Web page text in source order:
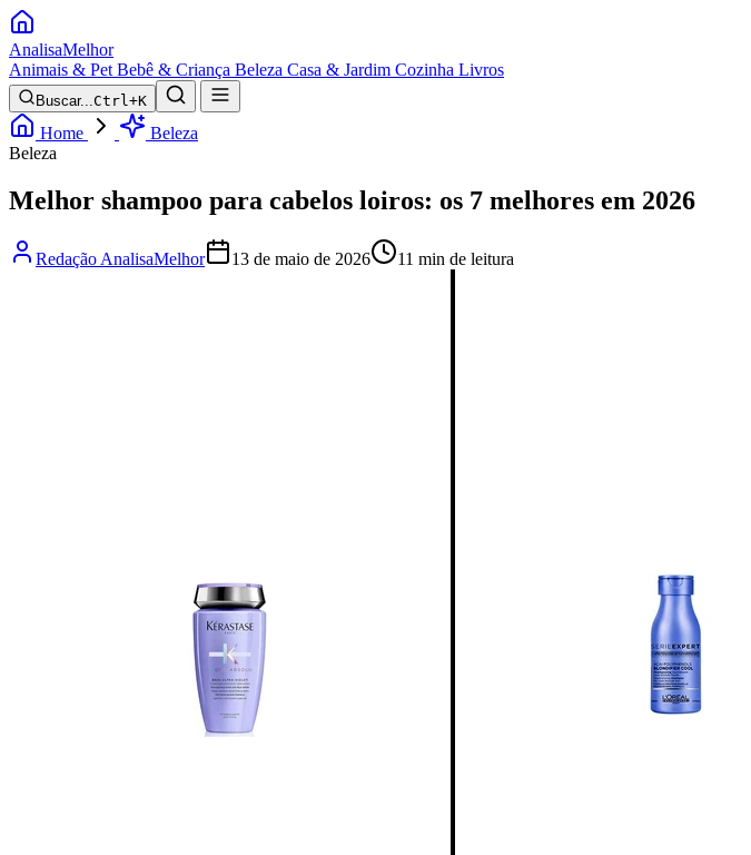
AnalisaMelhor
Animais & Pet Bebê & Criança Beleza Casa & Jardim Cozinha Livros
Buscar...Ctrl+K
Home
Beleza
Beleza
Melhor shampoo para cabelos loiros: os 7 melhores em 2026
Redação AnalisaMelhor 13 de maio de 2026 11 min de leitura